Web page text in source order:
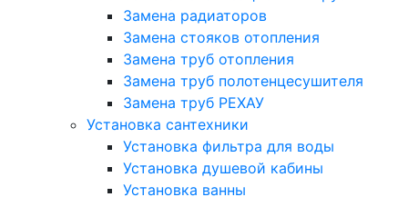
Замена радиаторов
Замена стояков отопления
Замена труб отопления
Замена труб полотенцесушителя
Замена труб РЕХАУ
Установка сантехники
Установка фильтра для воды
Установка душевой кабины
Установка ванны